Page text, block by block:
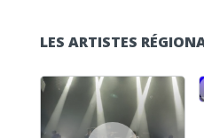
LES ARTISTES
Lecteur audio